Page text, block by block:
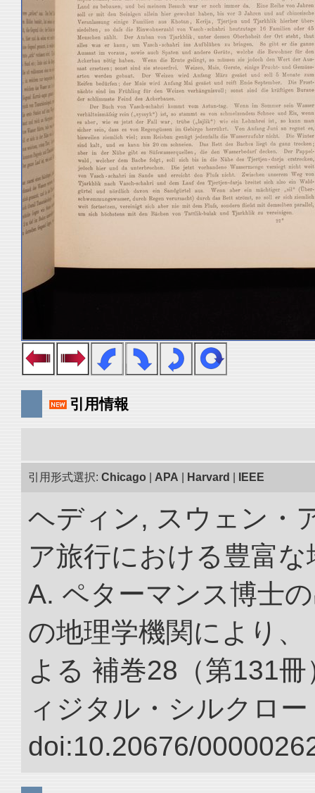
引用情報
引用形式選択: Chicago APA Harvard IEEE
ヘディン, スウェン・
ア旅行における豊富
A. ペターマンス博士
の地理学機関により
よる 補巻28（第131
ィジタル・シルクロ
doi:10.20676/